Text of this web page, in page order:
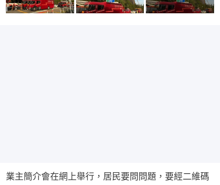
業主簡介會在網上舉行，居民要問問題，要經二維碼